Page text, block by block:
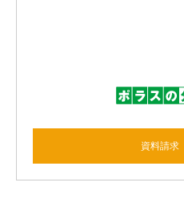
資料請求